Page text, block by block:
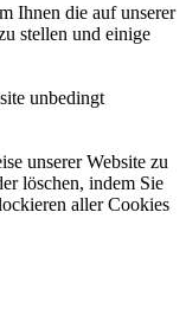
Ihnen die auf unserer
stellen und einige
unbedingt
unserer Website zu
löschen, indem Sie
aller Cookies